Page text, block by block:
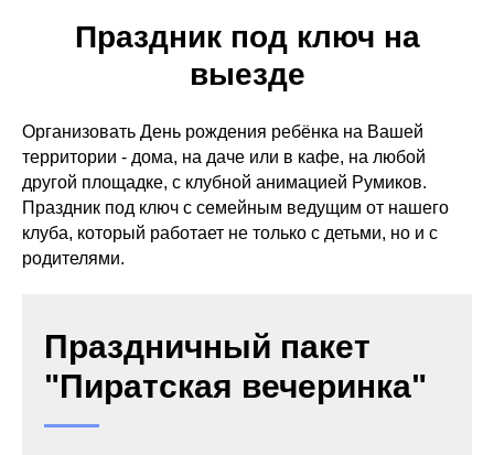
Праздник под ключ на
выезде
Организовать День рождения ребёнка на Вашей
территории - дома, на даче или в кафе, на любой
другой площадке, с клубной анимацией Румиков.
Праздник под ключ с семейным ведущим от нашего
клуба, который работает не только с детьми, но и с
родителями.
Праздничный пакет
"Пиратская вечеринка"